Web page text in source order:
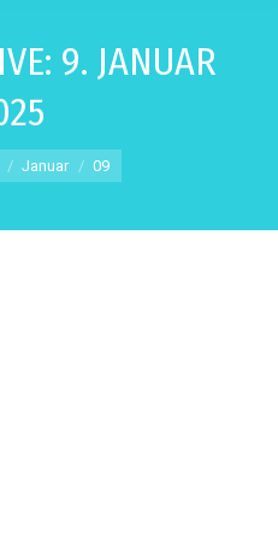
9. JANUAR
sich hier:
Januar 09